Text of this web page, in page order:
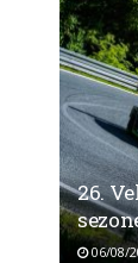
26.
06/08/